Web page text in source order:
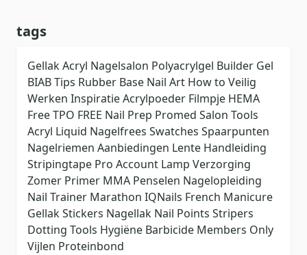
tags
GellakAcryl Nagelsalon Polyacrylgel Builder Gel
BIABTips Rubber Base Nail Art How to Veilig
Werken InspiratieAcrylpoeder Filmpje HEMA
FreeTPO FREE Nail Prep Promed Salon Tools
Acryl Liquid Nagelfrees Swatches Spaarpunten
Nagelriemen Aanbiedingen Lente Handleiding
Stripingtape Pro Account Lamp Verzorging
Zomer Primer MMA Penselen Nagelopleiding
Nail Trainer Marathon IQNails French Manicure
Gellak Stickers Nagellak Nail Points Stripers
Dotting Tools Hygiëne Barbicide Members Only
Vijlen Proteinbond